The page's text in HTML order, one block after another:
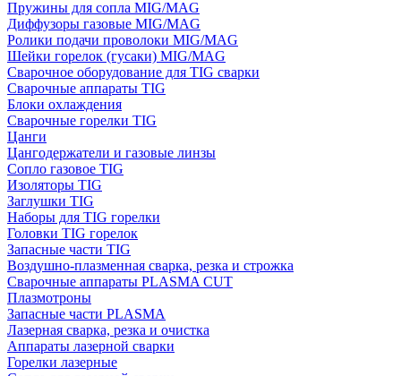
Пружины для сопла MIG/MAG
Диффузоры газовые MIG/MAG
Ролики подачи проволоки MIG/MAG
Шейки горелок (гусаки) MIG/MAG
Сварочное оборудование для TIG сварки
Сварочные аппараты TIG
Блоки охлаждения
Сварочные горелки TIG
Цанги
Цангодержатели и газовые линзы
Сопло газовое TIG
Изоляторы TIG
Заглушки TIG
Наборы для TIG горелки
Головки TIG горелок
Запасные части TIG
Воздушно-плазменная сварка, резка и строжка
Сварочные аппараты PLASMA CUT
Плазмотроны
Запасные части PLASMA
Лазерная сварка, резка и очистка
Аппараты лазерной сварки
Горелки лазерные